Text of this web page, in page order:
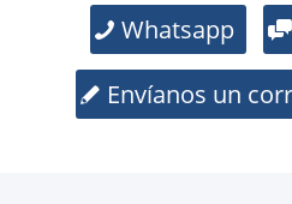
Whatsapp
Envíanos un